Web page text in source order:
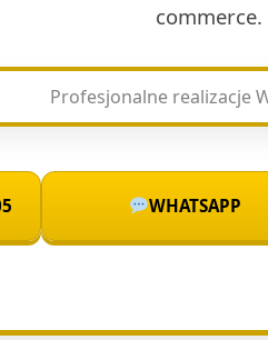
commerce.
WHATSAPP